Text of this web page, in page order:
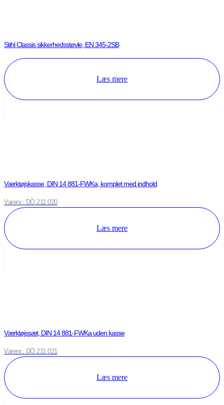
Stihl Classis sikkerhedsstøvle, EN 345-2SB
Læs mere
Værktøjskasse, DIN 14 881-FWKa, komplet med indhold
Varenr.: DÖ 211 020
Læs mere
Værktøjssæt, DIN 14 881-FWKa uden kasse
Varenr.: DÖ 211 021
Læs mere